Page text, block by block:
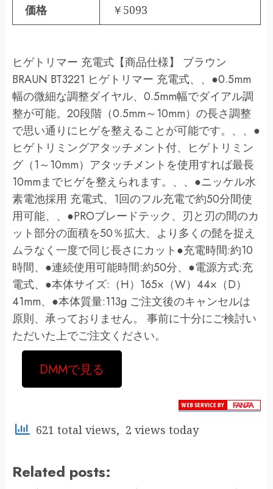
価格 ￥5093
ヒゲトリマー 充電式【商品仕様】 ブラウン
BRAUN BT3221 ヒゲトリマー 充電式、、●0.5mm
幅の微細な調整ダイヤル、0.5mm幅でダイアル調
整が可能。20段階（0.5mm～10mm）の長さ調整
で思い通りにヒゲを整えることが可能です。、、●
ヒゲトリミングアタッチメント付、ヒゲトリミン
グ（1～10mm）アタッチメントを使用すれば最長
10mmまでヒゲを整えられます。、、●ニッケル水
素電池採用 充電式、1回のフル充電で約50分間使
用可能、、●PROブレードテック、刃と刃の間のカ
ット部分の面積を50％拡大、より多くの髭を捉え
ムラなく一度で同じ長さにカット●充電時間:約10
時間、●連続使用可能時間:約50分、●電源方式:充
電式、●本体サイズ:（H）165×（W）44×（D）
41mm、●本体質量:113g ご注文後のキャンセルは
原則、承っておりません。 事前に十分にご検討い
ただいた上でご注文ください。
DMMで見る
621 total views, 2 views today
Related posts: